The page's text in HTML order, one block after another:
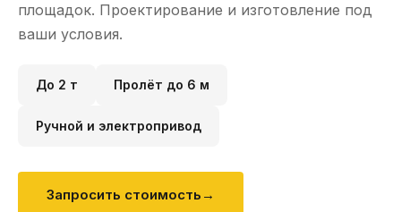
площадок. Проектирование и изготовление под
ваши условия.
До 2 т Пролёт до 6 м
Ручной и электропривод
Запросить стоимость →